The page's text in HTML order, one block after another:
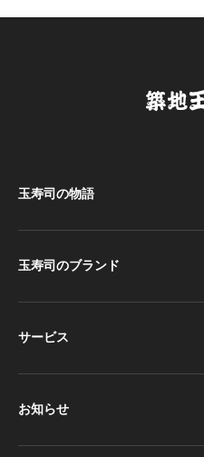
玉寿司の物語
玉寿司のブランド
サービス
お知らせ